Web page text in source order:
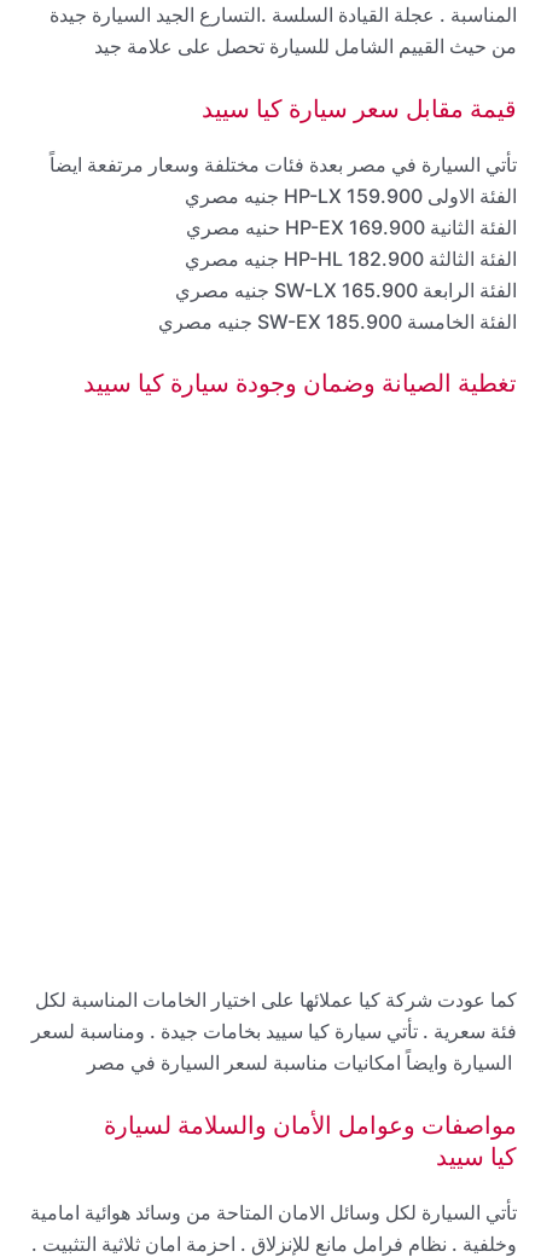
المناسبة . عجلة القيادة السلسة .التسارع الجيد السيارة جيدة
من حيث القييم الشامل للسيارة تحصل على علامة جيد
قيمة مقابل سعر سيارة كيا سييد
تأتي السيارة في مصر بعدة فئات مختلفة وسعار مرتفعة ايضاً
الفئة الاولى HP-LX 159.900 جنيه مصري
الفئة الثانية HP-EX 169.900 حنيه مصري
الفئة الثالثة HP-HL 182.900 جنيه مصري
الفئة الرابعة SW-LX 165.900 جنيه مصري
الفئة الخامسة SW-EX 185.900 جنيه مصري
تغطية الصيانة وضمان وجودة سيارة كيا سييد
كما عودت شركة كيا عملائها على اختيار الخامات المناسبة لكل
فئة سعرية . تأتي سيارة كيا سييد بخامات جيدة . ومناسبة لسعر
السيارة وايضاً امكانيات مناسبة لسعر السيارة في مصر
مواصفات وعوامل الأمان والسلامة لسيارة
كيا سييد
تأتي السيارة لكل وسائل الامان المتاحة من وسائد هوائية امامية
وخلفية . نظام فرامل مانع للإنزلاق . احزمة امان ثلاثية التثبيت .